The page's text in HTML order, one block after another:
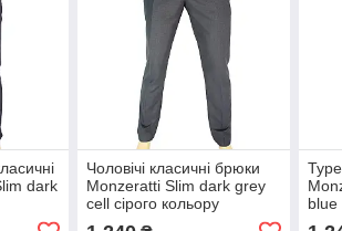
dark
Чоловічі класичні брюки
Monzeratti Slim dark grey
cell сірого кольору
blue